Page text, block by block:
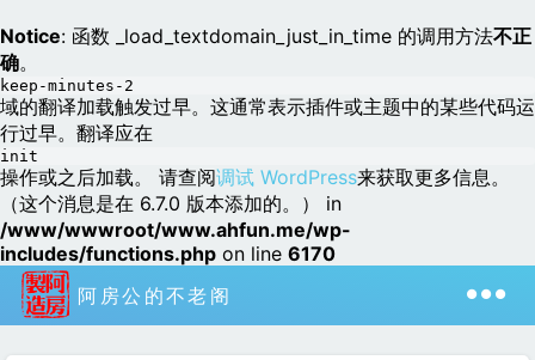
Notice: 函数 _load_textdomain_just_in_time 的调用方法不正
确。
keep-minutes-2
域的翻译加载触发过早。这通常表示插件或主题中的某些代码运
行过早。翻译应在
init
操作或之后加载。 请查阅调试 WordPress来获取更多信息。
（这个消息是在 6.7.0 版本添加的。） in
/www/wwwroot/www.ahfun.me/wp-
includes/functions.php on line 6170
阿房公的不老阁